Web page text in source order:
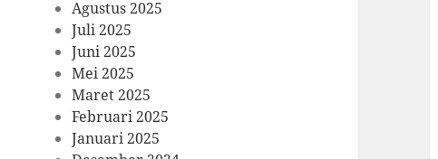
Agustus 2025
Juli 2025
Juni 2025
Mei 2025
Maret 2025
Februari 2025
Januari 2025